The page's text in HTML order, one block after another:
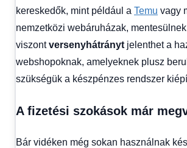
kereskedők, mint például a Temu vagy
nemzetközi webáruházak,
viszontversenyhátrányt jelenthet a
webshopoknak, amelyeknek plusz
szükségük a készpénzes rendszer
A fizetési szokások már
Bár vidéken még sokan használnak